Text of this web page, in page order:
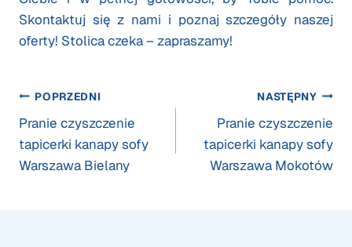
Skontaktuj się z nami i poznaj szczegóły naszej
oferty! Stolica czeka – zapraszamy!
Nawigacja
wpisu
POPRZEDNI
Pranie czyszczenie
tapicerki kanapy sofy
Warszawa Bielany
NASTĘPNY
Pranie czyszczenie
tapicerki kanapy sofy
Warszawa Mokotów